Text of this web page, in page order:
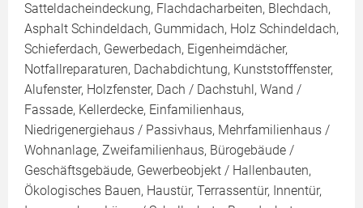
Satteldacheindeckung, Flachdacharbeiten, Blechdach,
Asphalt Schindeldach, Gummidach, Holz Schindeldach,
Schieferdach, Gewerbedach, Eigenheimdächer,
Notfallreparaturen, Dachabdichtung, Kunststofffenster,
Alufenster, Holzfenster, Dach / Dachstuhl, Wand /
Fassade, Kellerdecke, Einfamilienhaus,
Niedrigenergiehaus / Passivhaus, Mehrfamilienhaus /
Wohnanlage, Zweifamilienhaus, Bürogebäude /
Geschäftsgebäude, Gewerbeobjekt / Hallenbauten,
Ökologisches Bauen, Haustür, Terrassentür, Innentür,